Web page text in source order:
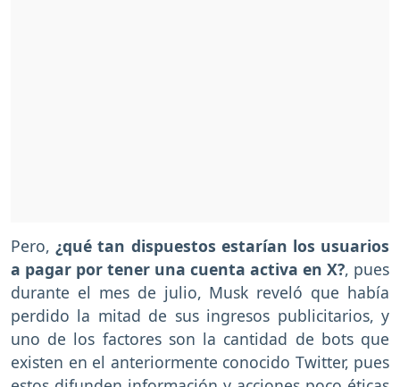
Pero,¿qué tan dispuestos estarían los usuarios
a pagar por tener una cuenta activa en X?, pues
durante el mes de julio, Musk reveló que había
perdido la mitad de sus ingresos publicitarios, y
uno de los factores son la cantidad de bots que
existen en el anteriormente conocido Twitter, pues